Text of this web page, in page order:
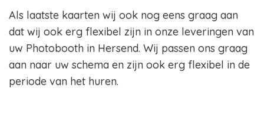
Als laatste kaarten wij ook nog eens graag aan
dat wij ook erg flexibel zijn in onze leveringen van
uw Photobooth in Hersend. Wij passen ons graag
aan naar uw schema en zijn ook erg flexibel in de
periode van het huren.